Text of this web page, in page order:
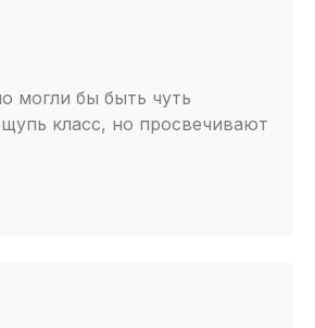
могли бы быть чуть
класс, но просвечивают